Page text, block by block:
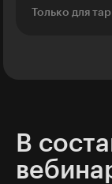
Только для
В